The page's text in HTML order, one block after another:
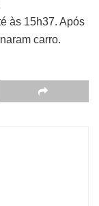
às 15h37. Após
carro.